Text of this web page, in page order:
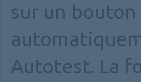
sur un
Autotest. La